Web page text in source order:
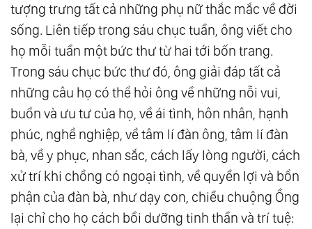
tượng trưng tất cả những phụ nữ thắc mắc về đời
sống. Liên tiếp trong sáu chục tuần, ông viết cho
họ mỗi tuần một bức thư từ hai tới bốn trang.
Trong sáu chục bức thư đó, ông giải đáp tất cả
những câu họ có thể hỏi ông về những nỗi vui,
buồn và ưu tư của họ, về ái tình, hôn nhân, hạnh
phúc, nghề nghiệp, về tâm lí đàn ông, tâm lí đàn
bà, về y phục, nhan sắc, cách lấy lòng người, cách
xử trí khi chồng có ngoại tình, về quyền lợi và bổn
phận của đàn bà, như dạy con, chiều chuộng Ồng
lại chỉ cho họ cách bồi dưỡng tinh thần và trí tuệ: